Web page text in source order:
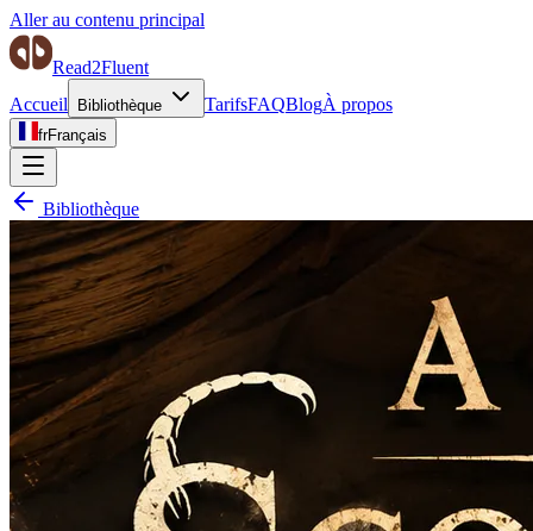
Aller au contenu principal
Read2Fluent
Accueil
Bibliothèque TarifsFAQBlogÀ propos
frFrançais
Bibliothèque